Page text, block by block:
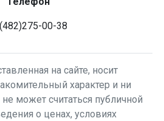
00-38
на сайте, носит
характер и ни
может считаться публичной
о ценах, условиях